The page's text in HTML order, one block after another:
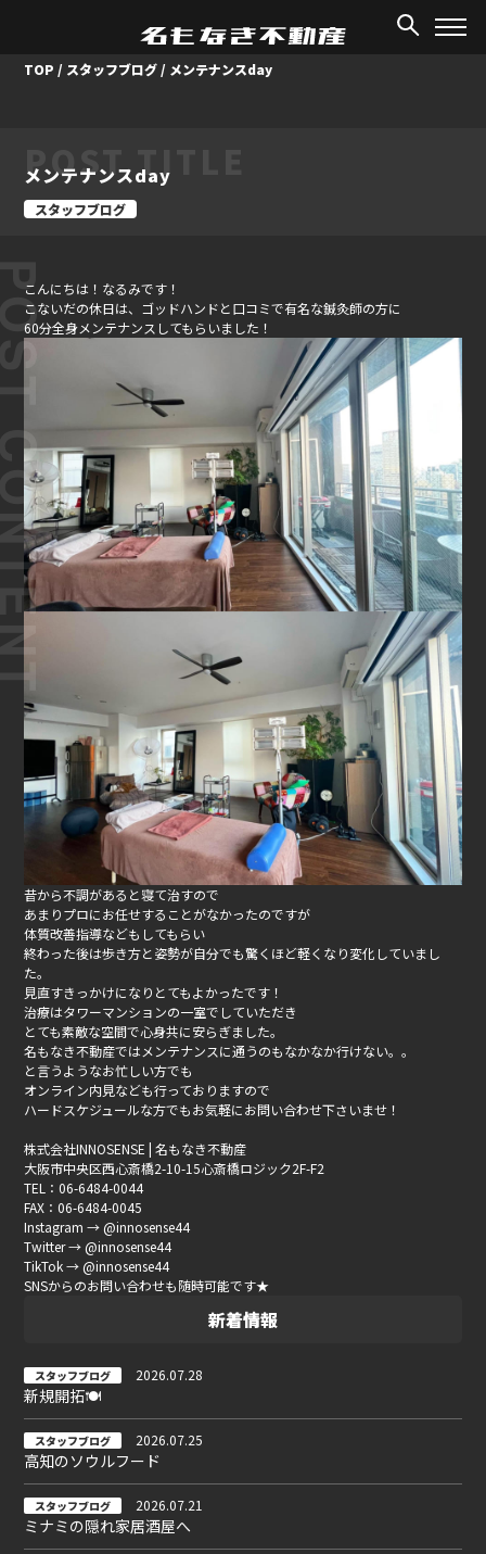
TOP / スタッフブログ / メンテナンスday
POST TITLE
メンテナンスday
スタッフブログ
こんにちは！なるみです！
こないだの休日は、ゴッドハンドと口コミで有名な鍼灸師の方に
60分全身メンテナンスしてもらいました！
昔から不調があると寝て治すので
あまりプロにお任せすることがなかったのですが
体質改善指導などもしてもらい
終わった後は歩き方と姿勢が自分でも驚くほど軽くなり変化していまし
た。
見直すきっかけになりとてもよかったです！
治療はタワーマンションの一室でしていただき
とても素敵な空間で心身共に安らぎました。
名もなき不動産ではメンテナンスに通うのもなかなか行けない。。
と言うようなお忙しい方でも
オンライン内見なども行っておりますので
ハードスケジュールな方でもお気軽にお問い合わせ下さいませ！
株式会社INNOSENSE | 名もなき不動産
大阪市中央区西心斎橋2-10-15心斎橋ロジック2F-F2
TEL：06-6484-0044
FAX：06-6484-0045
Instagram → @innosense44
Twitter → @innosense44
TikTok → @innosense44
SNSからのお問い合わせも随時可能です★
新着情報
スタッフブログ 2026.07.28
新規開拓🍽
スタッフブログ 2026.07.25
高知のソウルフード
スタッフブログ 2026.07.21
ミナミの隠れ家居酒屋へ